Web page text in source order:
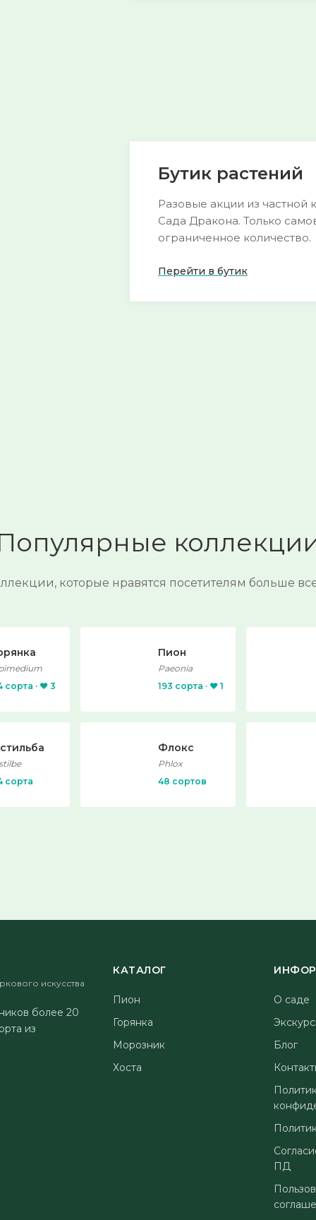
Узнать
Бутик растений
Разовые акции из частной
Сада Дракона. Только
ограниченное количество.
Перейти в бутик
которые нравятся посетителям больше
сорта · ❤️ 3
Пион
Paeonia
193 сорта · ❤️ 1
сорта
Флокс
Phlox
48 сортов
искусства
более 20
из
КАТАЛОГ
Пион
Горянка
Морозник
Хоста
О саде
Блог
ПД